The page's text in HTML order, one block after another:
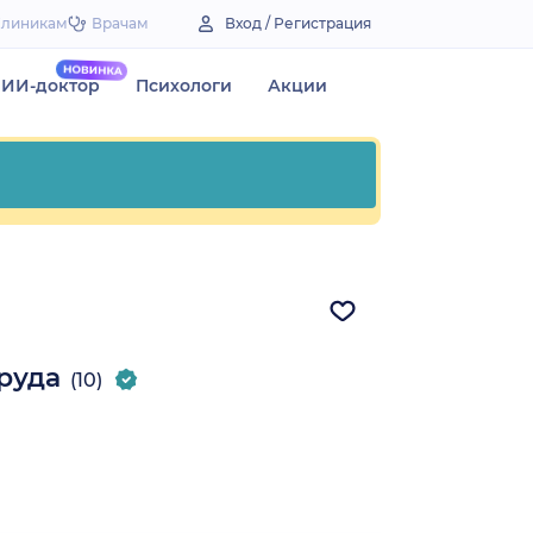
Врачам Вход / Регистрация
ИИ-доктор Психологи Акции
(10)